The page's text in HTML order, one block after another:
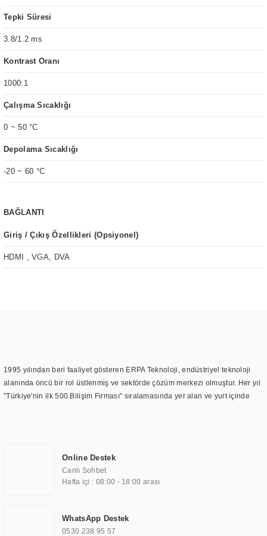
Tepki Süresi
3.8/1.2 ms
Kontrast Oranı
1000:1
Çalışma Sıcaklığı
0 ~ 50 °C
Depolama Sıcaklığı
-20 ~ 60 °C
BAĞLANTI
Giriş / Çıkış Özellikleri (Opsiyonel)
HDMI , VGA, DVA
1995 yılından beri faaliyet gösteren ERPA Teknoloji, endüstriyel teknoloji
alanında öncü bir rol üstlenmiş ve sektörde çözüm merkezi olmuştur. Her yıl
"Türkiye'nin ilk 500 Bilişim Firması" sıralamasında yer alan ve yurt içinde
TOCHI markası altında kendi ürettiği ürünlerde kullanmıştır. Günümüzde
TOCHI; videowall, digital signage, kiosk, totem, akıllı durak ekranı, araç içi
ekran, asansör ekranı, digital menüboard, marin ekran, medikal ekran,
ekranları, endüstriyel ekranlar, kapı önü bilgi ekranları, panel PC,
endüstriyel Panel PC, mini PC, endüstriyel mini PC ve akıllı bina sistemleri
Online Destek
Canlı Sohbet
Hafta içi : 08:00 - 18:00 arası
WhatsApp Destek
0530 238 95 57